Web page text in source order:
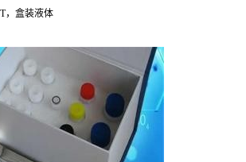
，盒装液体